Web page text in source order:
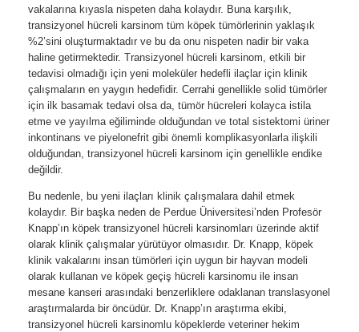
vakalarına kıyasla nispeten daha kolaydır. Buna karşılık,
transizyonel hücreli karsinom tüm köpek tümörlerinin yaklaşık
%2’sini oluşturmaktadır ve bu da onu nispeten nadir bir vaka
haline getirmektedir. Transizyonel hücreli karsinom, etkili bir
tedavisi olmadığı için yeni moleküler hedefli ilaçlar için klinik
çalışmaların en yaygın hedefidir. Cerrahi genellikle solid tümörler
için ilk basamak tedavi olsa da, tümör hücreleri kolayca istila
etme ve yayılma eğiliminde olduğundan ve total sistektomi üriner
inkontinans ve piyelonefrit gibi önemli komplikasyonlarla ilişkili
olduğundan, transizyonel hücreli karsinom için genellikle endike
değildir.
Bu nedenle, bu yeni ilaçları klinik çalışmalara dahil etmek
kolaydır. Bir başka neden de Perdue Üniversitesi’nden Profesör
Knapp’ın köpek transizyonel hücreli karsinomları üzerinde aktif
olarak klinik çalışmalar yürütüyor olmasıdır. Dr. Knapp, köpek
klinik vakalarını insan tümörleri için uygun bir hayvan modeli
olarak kullanan ve köpek geçiş hücreli karsinomu ile insan
mesane kanseri arasındaki benzerliklere odaklanan translasyonel
araştırmalarda bir öncüdür. Dr. Knapp’ın araştırma ekibi,
transizyonel hücreli karsinomlu köpeklerde veteriner hekim